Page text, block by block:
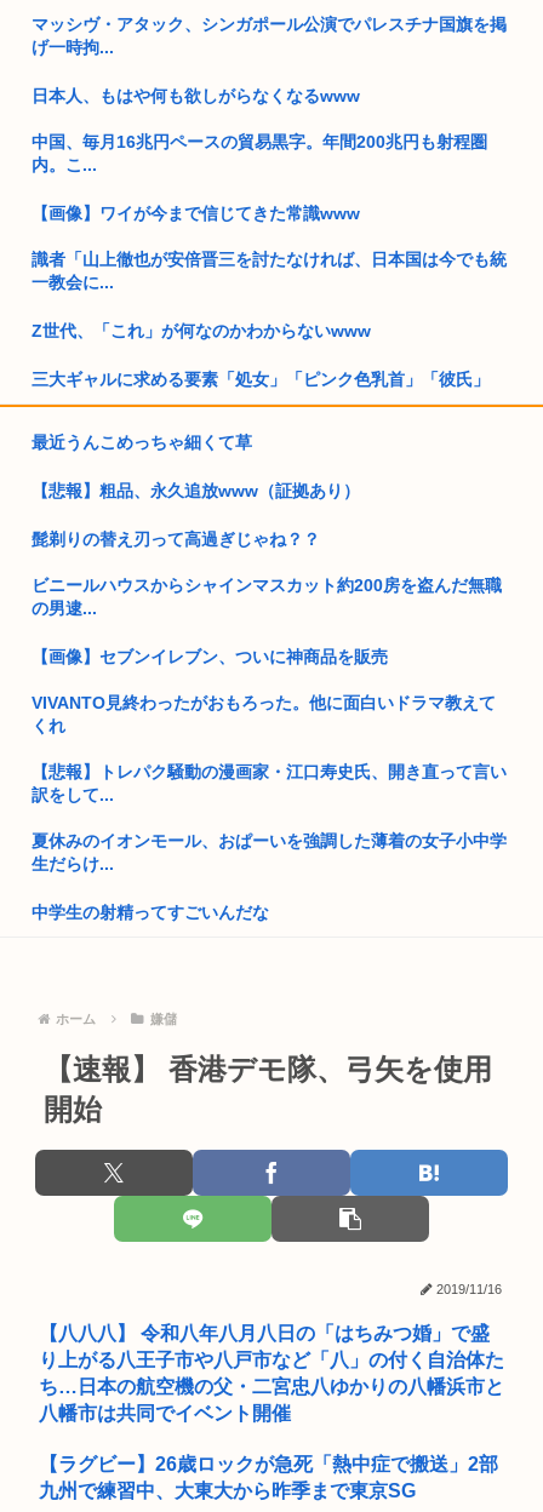
マッシヴ・アタック、シンガポール公演でパレスチナ国旗を掲
げ一時拘...
日本人、もはや何も欲しがらなくなるwww
中国、毎月16兆円ペースの貿易黒字。年間200兆円も射程圏
内。こ...
【画像】ワイが今まで信じてきた常識www
識者「山上徹也が安倍晋三を討たなければ、日本国は今でも統
一教会に...
Z世代、「これ」が何なのかわからないwww
三大ギャルに求める要素「処女」「ピンク色乳首」「彼氏」
東野圭...
25歳、女ホル打ってるけど 女になりた過ぎて頭おかしくなり
埼玉俺「え？大阪って西だよな？田舎だろ？西じゃねえの
なんで女ってセクロスの時喘ぐの？
北アルプス槍ヶ岳方面に1人で登山したとみられる大学生の19
歳男性...
コミュ障の独身おじに「機嫌悪い？」「なんで怒ってんの？」
「なんで...
読売新聞さん、販売店が破産 高市早苗応援新聞なのになぜ普通
【なにわ大阪】「こりゃひどいですね…」 花火大会の翌朝、河
川敷に...
さもしい熊本県民「食事、ベッド、エアコン」を政府に切望。
靖国神社、軍服コスプレでの参拝を禁止へ
【高市】トランプ「イランが核入手したら2分でイタリア滅亡
最近うんこめっちゃ細くて草
【悲報】粗品、永久追放www（証拠あり）
髭剃りの替え刃って高過ぎじゃね？？
ビニールハウスからシャインマスカット約200房を盗んだ無職
の男逮...
【画像】セブンイレブン、ついに神商品を販売
VIVANTO見終わったがおもろった。他に面白いドラマ教えて
くれ
【悲報】トレパク騒動の漫画家・江口寿史氏、開き直って言い
訳をして...
夏休みのイオンモール、おぱーいを強調した薄着の女子小中学
生だらけ...
中学生の射精ってすごいんだな
【衝撃】元乃木坂46・齋藤飛鳥さんの下着16万円 (※画像あり)
デスクワークモメン「なんや地震か！ちょwクソデカwww」
煙突ド...
台風13号は中国大陸に行ったけど、15号の予想進路…なんだこ
現役JK、違和感を感じだす「女批判する奴に限って女でヌイて
京大付属医の医療ミスこわすぎるな
【画像】日本のセクシー過ぎる女性犯罪者一覧が冗談抜きにレ
ベル高過...
【高市】 ちいかわの映画館で小学生女児による中年男性に対す
る声か...
ホーム 嫌儲
【速報】 香港デモ隊、弓矢を使用
開始
2019/11/16
【八八八】 令和八年八月八日の「はちみつ婚」で盛
り上がる八王子市や八戸市など「八」の付く自治体た
ち…日本の航空機の父・二宮忠八ゆかりの八幡浜市と
八幡市は共同でイベント開催
【ラグビー】26歳ロックが急死「熱中症で搬送」2部
九州で練習中、大東大から昨季まで東京SG